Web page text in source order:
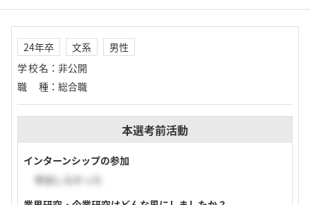
24年卒 文系
男性
学校名 ： 非公開
職種 ： 総合職
本選考前活動
インターンシップの参加
参加しなかった